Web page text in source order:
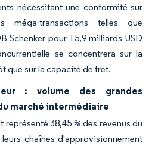
nécessitant une conformité sur
méga-transactions telles que
Schenker pour 15,9 milliards USD
se concentrera sur la
que sur la capacité de fret.
: volume des grandes
marché intermédiaire
représenté 38,45 % des revenus du
chaînes d'approvisionnement